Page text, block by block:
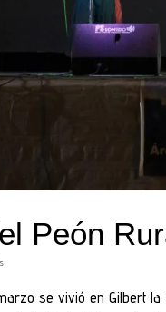
Peón
se vivió en Gilbert